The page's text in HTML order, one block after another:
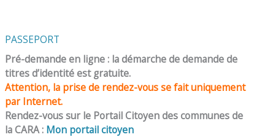
PASSEPORT
Pré-demande en ligne : la démarche de demande de
titres d’identité est gratuite.
Attention, la prise de rendez-vous se fait uniquement
par Internet.
Rendez-vous sur le Portail Citoyen des communes de
la CARA : Mon portail citoyen